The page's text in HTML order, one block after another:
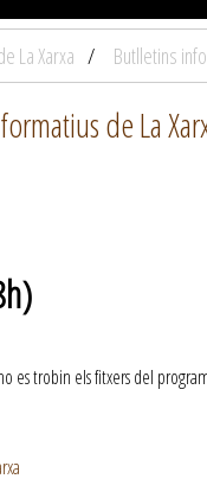
La Xarxa Butlletins
de La
es trobin els fitxers del